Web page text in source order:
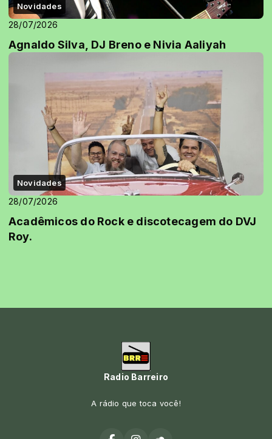
Novidades
28/07/2026
Agnaldo Silva, DJ Breno e Nivia Aaliyah
Novidades
28/07/2026
Acadêmicos do Rock e discotecagem do DVJ
Roy.
Radio Barreiro
A rádio que toca você!